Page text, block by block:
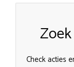
Check acties